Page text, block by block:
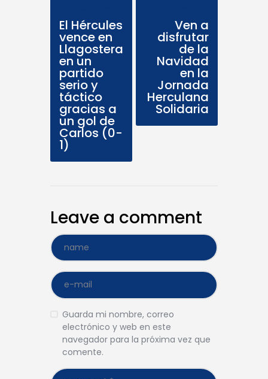
El Hércules
vence en
Llagostera
en un
partido
serio y
táctico
gracias a
un gol de
Carlos (0-
1)
Ven a
disfrutar
de la
Navidad
en la
Jornada
Herculana
Solidaria
Leave a comment
Guarda mi nombre, correo
electrónico y web en este
navegador para la próxima vez que
comente.